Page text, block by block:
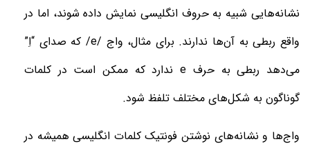
نشانه‌هایی شبیه به حروف انگلیسی نمایش داده شوند، اما در
واقع ربطی به آن‌ها ندارند. برای مثال، واج /e/ که صدای “اِ”
می‌دهد ربطی به حرف e ندارد که ممکن است در کلمات
گوناگون به شکل‌های مختلف تلفظ شود.
واج‌ها و نشانه‌های نوشتن فونتیک کلمات انگلیسی همیشه در